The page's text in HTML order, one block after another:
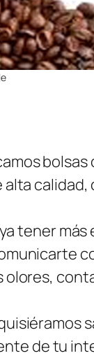
tener
olores,
de tu